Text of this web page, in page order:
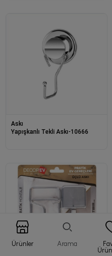
Ürünler Arama
Askı
Yapışkanlı Tekli Askı-10666